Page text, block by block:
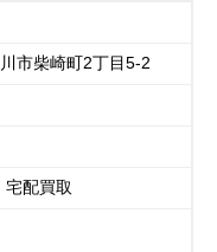
市柴崎町2丁目5-2
宅配買取